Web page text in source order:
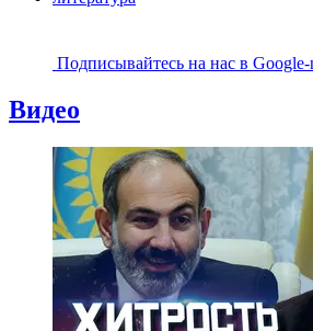
Подписывайтесь на наc в Google-
Видео